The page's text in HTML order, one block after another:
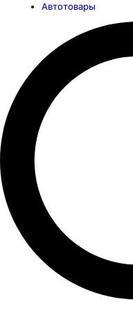
Автотовары